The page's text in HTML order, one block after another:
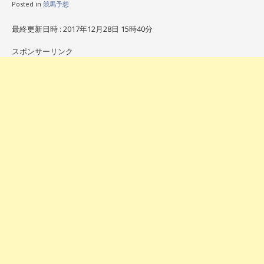
Posted in 競馬予想
最終更新日時 : 2017年12月28日 15時40分
スポンサーリンク